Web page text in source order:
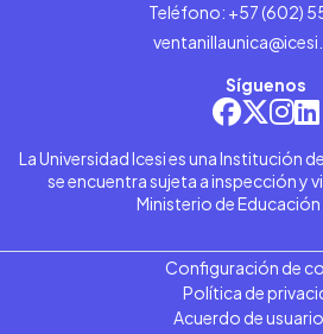
Teléfono: +57 (602)
Síguenos
La Universidad Icesi es una Institución
se encuentra sujeta a inspección y
Ministerio de Educación
Configuración de
Política de
Acuerdo de